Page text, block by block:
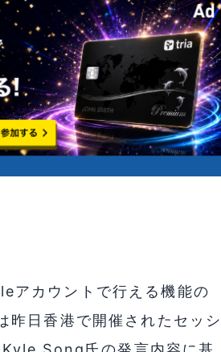
アカウントで行える機能の
昨日香港で開催されたセッシ